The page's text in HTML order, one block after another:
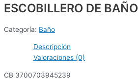
ESCOBILLERO DE BAÑO
Categoría: Baño
Descripción
Valoraciones (0)
CB 3700703945239